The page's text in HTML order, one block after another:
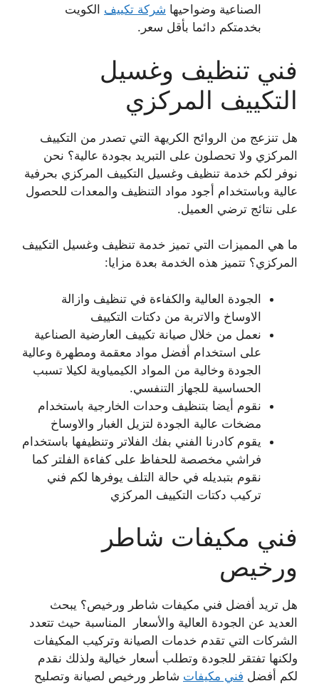
الصناعية وضواحيها شركة تكييف الكويت
بخدمتكم دائما بأقل سعر.
فني تنظيف وغسيل
التكييف المركزي
هل تنزعج من الروائح الكريهة التي تصدر من التكييف
المركزي ولا تحصلون على التبريد بجودة عالية؟ نحن
نوفر لكم خدمة تنظيف وغسيل التكييف المركزي بحرفية
عالية وباستخدام أجود مواد التنظيف والمعدات للحصول
على نتائج ترضي العميل.
ما هي المميزات التي تميز خدمة تنظيف وغسيل التكييف
المركزي؟ تتميز هذه الخدمة بعدة مزايا:
الجودة العالية والكفاءة في تنظيف وازالة
الاوساخ والاتربة من دكتات التكييف
نعمل من خلال صيانة تكييف العارضية الصناعية
على استخدام أفضل مواد معقمة ومطهرة وعالية
الجودة وخالية من المواد الكيمياوية لكيلا تسبب
الحساسية للجهاز التنفسي.
نقوم أيضا بتنظيف وحدات الخارجية باستخدام
مضخات عالية الجودة لتزيل الغبار والاوساخ
يقوم كادرنا الفني بفك الفلاتر وتنظيفها باستخدام
فراشي مخصصة للحفاظ على كفاءة الفلتر كما
نقوم بتبديله في حالة التلف يوفرها لكم فني
تركيب دكتات التكييف المركزي
فني مكيفات شاطر
ورخيص
هل تريد أفضل فني مكيفات شاطر ورخيص؟ يبحث
العديد عن الجودة العالية والأسعار المناسبة حيث تتعدد
الشركات التي تقدم خدمات الصيانة وتركيب المكيفات
ولكنها تفتقر للجودة وتطلب أسعار خيالية ولذلك نقدم
لكم أفضل فني مكيفات شاطر ورخيص لصيانة وتصليح